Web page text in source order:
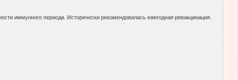
иммунного периода. Исторически рекомендовалась ежегодная ревакцинация.